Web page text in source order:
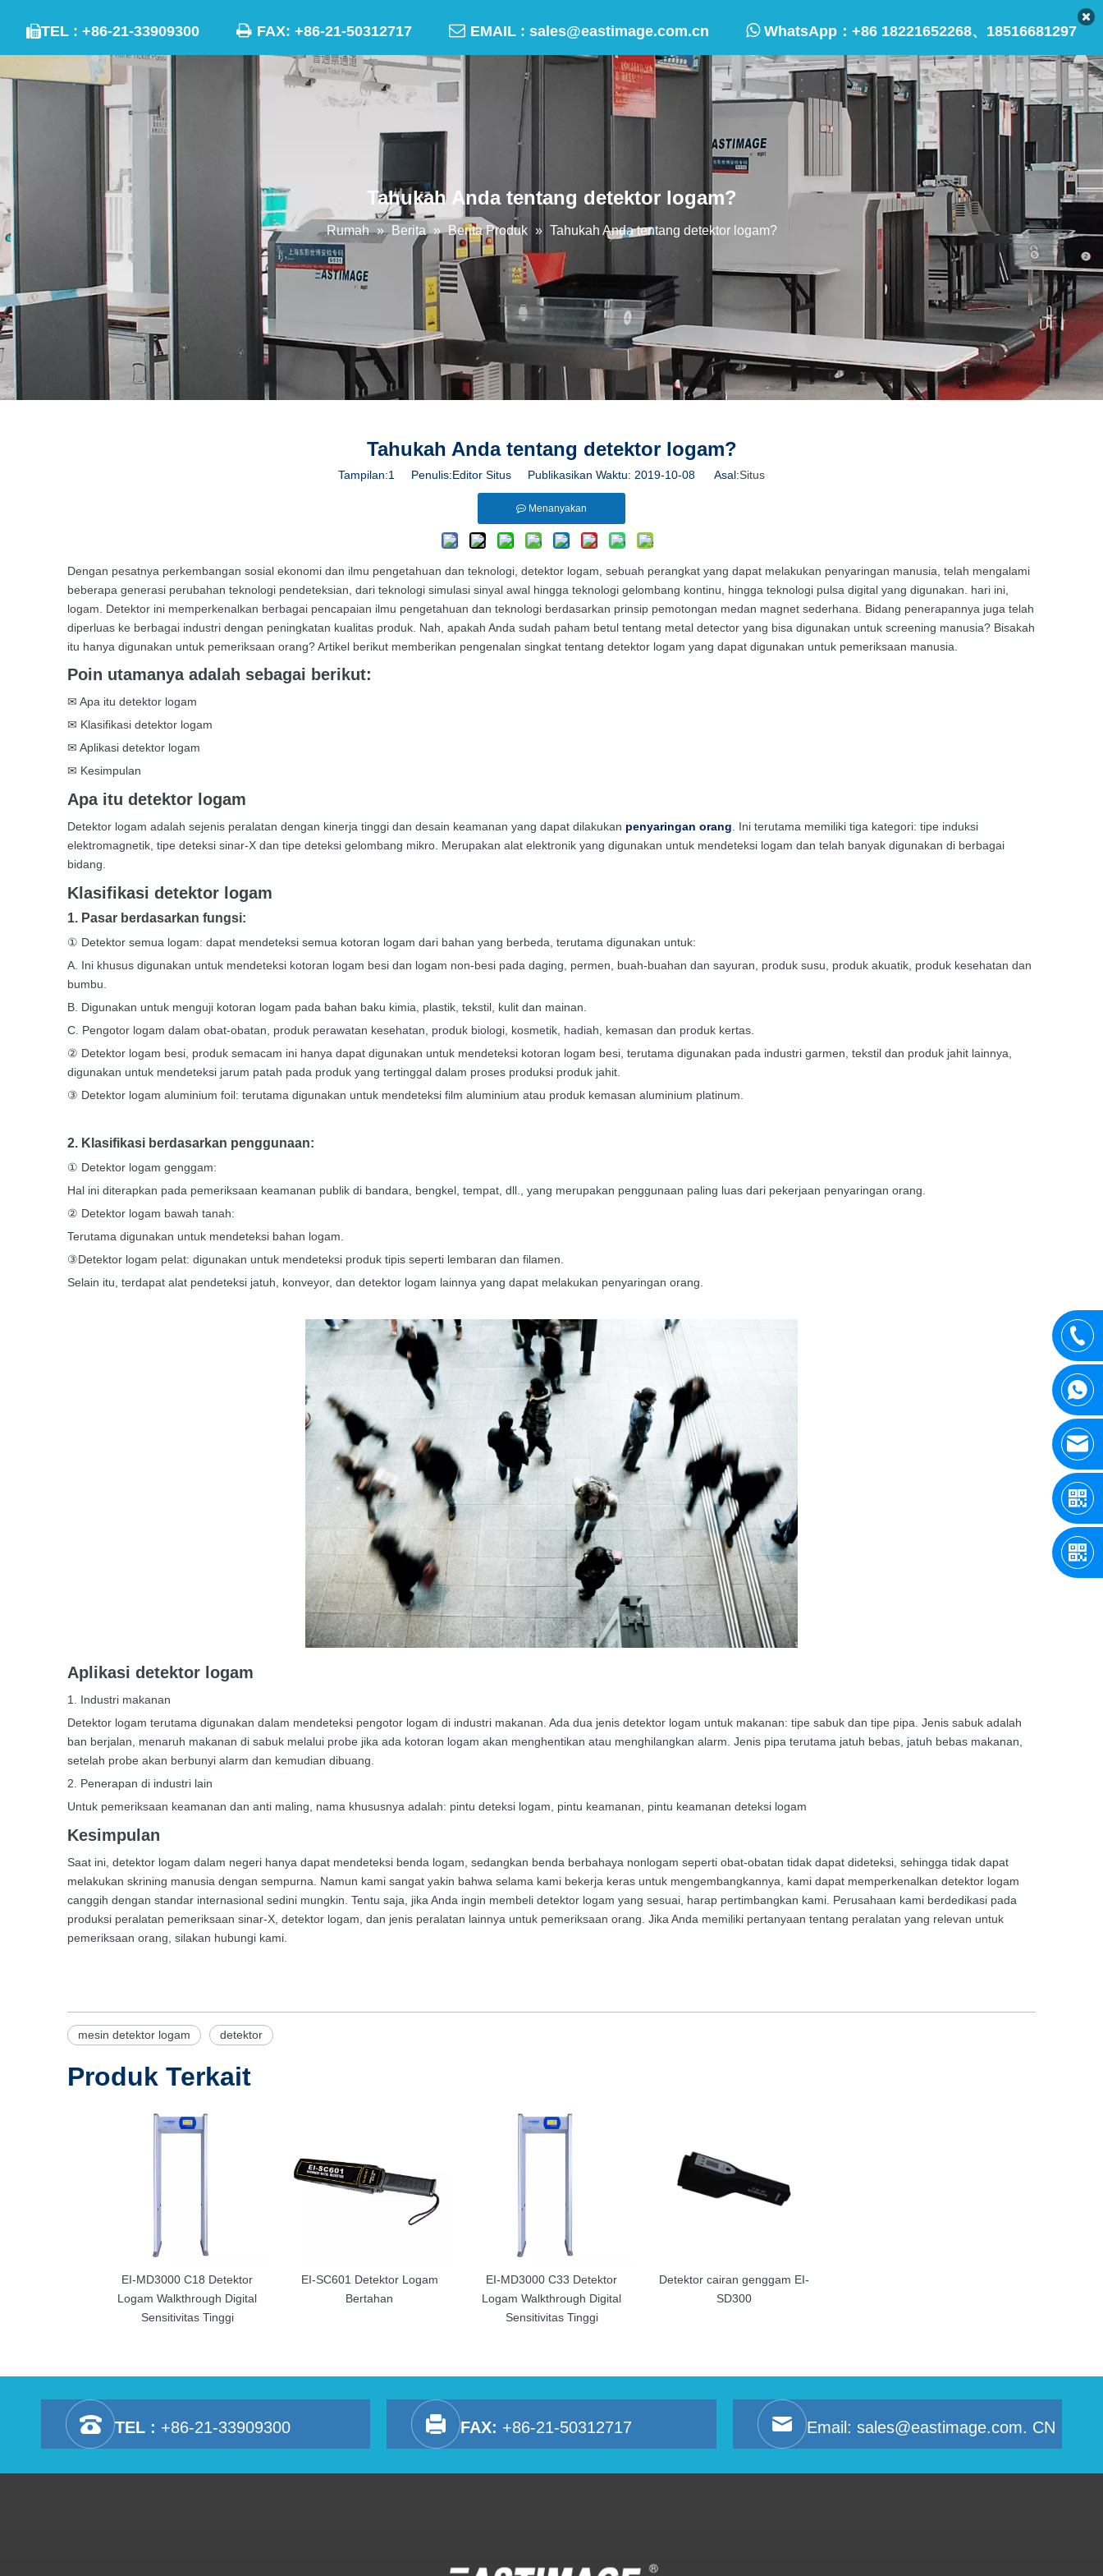
TEL : +86-21-33909300  FAX: +86-21-50312717  EMAIL : sales@eastimage.com.cn WhatsApp： +86 18221652268、18516681297
Tahukah Anda tentang detektor logam?
Rumah » Berita » Berita Produk » Tahukah Anda tentang detektor logam?
Tahukah Anda tentang detektor logam?
Tampilan:1 Penulis:Editor Situs Publikasikan Waktu: 2019-10-08 Asal:Situs
Menanyakan
Dengan pesatnya perkembangan sosial ekonomi dan ilmu pengetahuan dan teknologi, detektor logam, sebuah perangkat yang dapat melakukan penyaringan manusia, telah mengalami
beberapa generasi perubahan teknologi pendeteksian, dari teknologi simulasi sinyal awal hingga teknologi gelombang kontinu, hingga teknologi pulsa digital yang digunakan. hari ini,
logam. Detektor ini memperkenalkan berbagai pencapaian ilmu pengetahuan dan teknologi berdasarkan prinsip pemotongan medan magnet sederhana. Bidang penerapannya juga telah
diperluas ke berbagai industri dengan peningkatan kualitas produk. Nah, apakah Anda sudah paham betul tentang metal detector yang bisa digunakan untuk screening manusia? Bisakah
itu hanya digunakan untuk pemeriksaan orang? Artikel berikut memberikan pengenalan singkat tentang detektor logam yang dapat digunakan untuk pemeriksaan manusia.
Poin utamanya adalah sebagai berikut:
✉ Apa itu detektor logam
✉ Klasifikasi detektor logam
✉ Aplikasi detektor logam
✉ Kesimpulan
Apa itu detektor logam
Detektor logam adalah sejenis peralatan dengan kinerja tinggi dan desain keamanan yang dapat dilakukan penyaringan orang . Ini terutama memiliki tiga kategori: tipe induksi
elektromagnetik, tipe deteksi sinar-X dan tipe deteksi gelombang mikro. Merupakan alat elektronik yang digunakan untuk mendeteksi logam dan telah banyak digunakan di berbagai
bidang.
Klasifikasi detektor logam
1. Pasar berdasarkan fungsi:
① Detektor semua logam: dapat mendeteksi semua kotoran logam dari bahan yang berbeda, terutama digunakan untuk:
A. Ini khusus digunakan untuk mendeteksi kotoran logam besi dan logam non-besi pada daging, permen, buah-buahan dan sayuran, produk susu, produk akuatik, produk kesehatan dan
bumbu.
B. Digunakan untuk menguji kotoran logam pada bahan baku kimia, plastik, tekstil, kulit dan mainan.
C. Pengotor logam dalam obat-obatan, produk perawatan kesehatan, produk biologi, kosmetik, hadiah, kemasan dan produk kertas.
② Detektor logam besi, produk semacam ini hanya dapat digunakan untuk mendeteksi kotoran logam besi, terutama digunakan pada industri garmen, tekstil dan produk jahit lainnya,
digunakan untuk mendeteksi jarum patah pada produk yang tertinggal dalam proses produksi produk jahit.
③ Detektor logam aluminium foil: terutama digunakan untuk mendeteksi film aluminium atau produk kemasan aluminium platinum.
2. Klasifikasi berdasarkan penggunaan:
① Detektor logam genggam:
Hal ini diterapkan pada pemeriksaan keamanan publik di bandara, bengkel, tempat, dll., yang merupakan penggunaan paling luas dari pekerjaan penyaringan orang.
② Detektor logam bawah tanah:
Terutama digunakan untuk mendeteksi bahan logam.
③Detektor logam pelat: digunakan untuk mendeteksi produk tipis seperti lembaran dan filamen.
Selain itu, terdapat alat pendeteksi jatuh, konveyor, dan detektor logam lainnya yang dapat melakukan penyaringan orang.
Aplikasi detektor logam
1. Industri makanan
Detektor logam terutama digunakan dalam mendeteksi pengotor logam di industri makanan. Ada dua jenis detektor logam untuk makanan: tipe sabuk dan tipe pipa. Jenis sabuk adalah
ban berjalan, menaruh makanan di sabuk melalui probe jika ada kotoran logam akan menghentikan atau menghilangkan alarm. Jenis pipa terutama jatuh bebas, jatuh bebas makanan,
setelah probe akan berbunyi alarm dan kemudian dibuang.
2. Penerapan di industri lain
Untuk pemeriksaan keamanan dan anti maling, nama khususnya adalah: pintu deteksi logam, pintu keamanan, pintu keamanan deteksi logam
Kesimpulan
Saat ini, detektor logam dalam negeri hanya dapat mendeteksi benda logam, sedangkan benda berbahaya nonlogam seperti obat-obatan tidak dapat dideteksi, sehingga tidak dapat
melakukan skrining manusia dengan sempurna. Namun kami sangat yakin bahwa selama kami bekerja keras untuk mengembangkannya, kami dapat memperkenalkan detektor logam
canggih dengan standar internasional sedini mungkin. Tentu saja, jika Anda ingin membeli detektor logam yang sesuai, harap pertimbangkan kami. Perusahaan kami berdedikasi pada
produksi peralatan pemeriksaan sinar-X, detektor logam, dan jenis peralatan lainnya untuk pemeriksaan orang. Jika Anda memiliki pertanyaan tentang peralatan yang relevan untuk
pemeriksaan orang, silakan hubungi kami.
mesin detektor logam detektor
Produk Terkait
EI-MD3000 C18 Detektor
Logam Walkthrough Digital
Sensitivitas Tinggi
EI-SC601 Detektor Logam
Bertahan
EI-MD3000 C33 Detektor
Logam Walkthrough Digital
Sensitivitas Tinggi
Detektor cairan genggam EI-
SD300
TEL : +86-21-33909300 FAX: +86-21-50312717 Email: sales@eastimage.com. CN